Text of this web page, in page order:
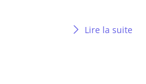
Lire la suite